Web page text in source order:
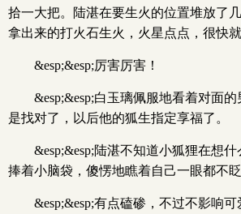
拾一大把。陆湛在要生火的位置堆放了
拿出来的打火石生火，火星点点，很快就
&esp;&esp;厉害厉害！
&esp;&esp;白玉璃佩服地看着对面
是找对了，以后他的狐生指定享福了。
&esp;&esp;陆湛不知道小狐狸在想
捧着小脑袋，傻愣地瞧着自己一眼都不眨
&esp;&esp;有点磕碜，不过不影响可